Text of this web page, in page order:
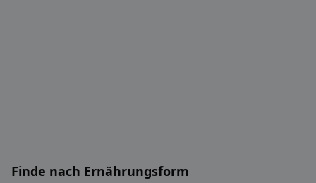
Finde nach Ernährungsform